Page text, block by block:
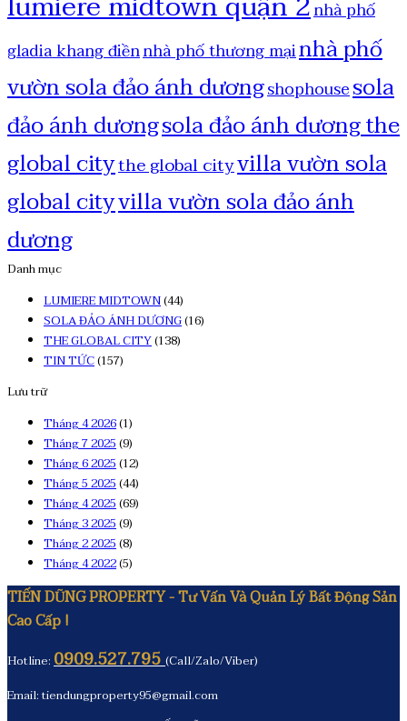
nhà phố
gladia khang điềnnhà phố thương mạinhà phố
vườn sola đảo ánh dươngshophousesola
đảo ánh dươngsola đảo ánh dương the
global citythe global cityvilla vườn sola
global cityvilla vườn sola đảo ánh
dương
Danh mục
LUMIERE MIDTOWN(44)
SOLA ĐẢO ÁNH DƯƠNG(16)
THE GLOBAL CITY(138)
TIN TỨC(157)
Lưu trữ
Tháng 4 2026(1)
Tháng 7 2025(9)
Tháng 6 2025(12)
Tháng 5 2025(44)
Tháng 4 2025(69)
Tháng 3 2025(9)
Tháng 2 2025(8)
Tháng 4 2022(5)
TIẾN DŨNG PROPERTY - Tư Vấn Và Quản Lý Bất Động Sản
Cao Cấp !
Hotline:0909.527.795(Call/Zalo/Viber)
Email: tiendungproperty95@gmail.com